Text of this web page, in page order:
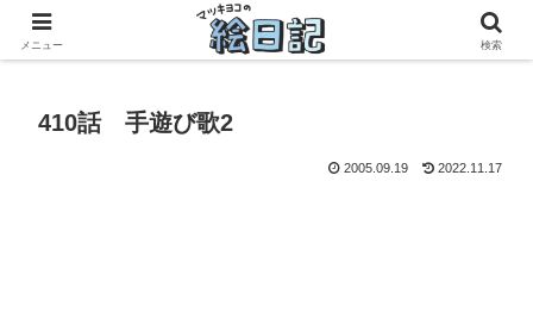
滋賀に移住した50代元主婦、フリーランス×パートの毎日
410話 手遊び歌2
2005.09.19 2022.11.17
メニュー 検索